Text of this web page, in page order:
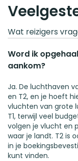
Wat reizigers
Word ik
aankom?
Ja. De luchthaven
en T2, en je hoeft
vluchten van grote
T1, terwijl veel
volgen je vlucht en
waar je landt. T2 is
in je
kunt vinden.